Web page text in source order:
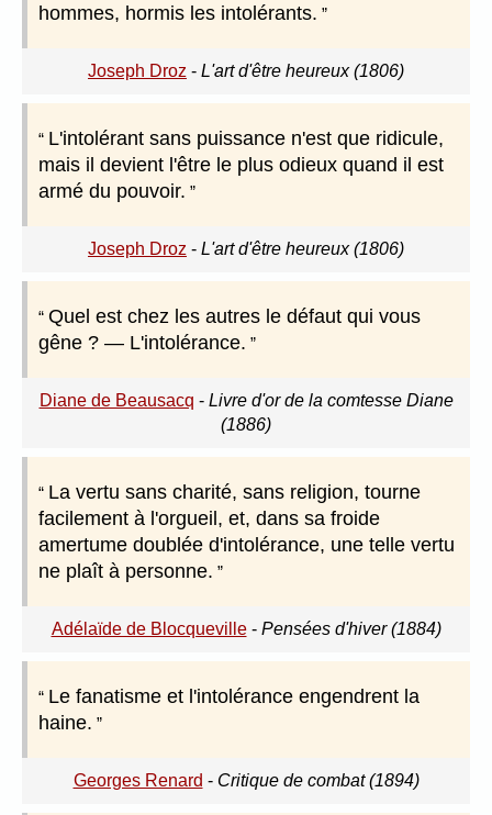
hommes, hormis les intolérants.
Joseph Droz - L'art d'être heureux (1806)
L'intolérant sans puissance n'est que ridicule,
mais il devient l'être le plus odieux quand il est
armé du pouvoir.
Joseph Droz - L'art d'être heureux (1806)
Quel est chez les autres le défaut qui vous
gêne ? — L'intolérance.
Diane de Beausacq - Livre d'or de la comtesse Diane
(1886)
La vertu sans charité, sans religion, tourne
facilement à l'orgueil, et, dans sa froide
amertume doublée d'intolérance, une telle vertu
ne plaît à personne.
Adélaïde de Blocqueville- Pensées d'hiver (1884)
Le fanatisme et l'intolérance engendrent la
haine.
Georges Renard - Critique de combat (1894)